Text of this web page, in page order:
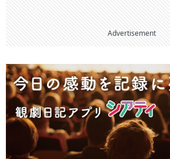
Advertisement